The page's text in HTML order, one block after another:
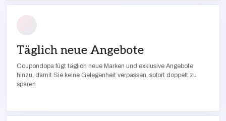
Täglich neue Angebote
Coupondopa fügt täglich neue Marken und exklusive Angebote
hinzu, damit Sie keine Gelegenheit verpassen, sofort doppelt zu
sparen